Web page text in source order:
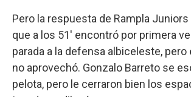
Pero la respuesta de Rampla
que a los 51' encontró por primera
parada a la defensa albiceleste, pero
no aprovechó. Gonzalo Barreto se
pelota, pero le cerraron bien los